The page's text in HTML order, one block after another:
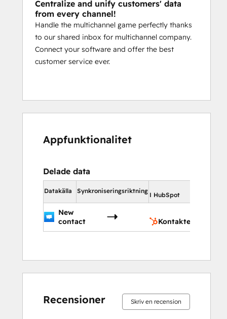
Centralize and unify customers' data
from every channel!
Handle the multichannel game perfectly thanks
to our shared inbox for multichannel company.
Connect your software and offer the best
customer service ever.
Appfunktionalitet
Delade data
Datakälla Synkroniseringsriktning
I HubSpot
New
contact
Kontakter
Recensioner Skriv en recension